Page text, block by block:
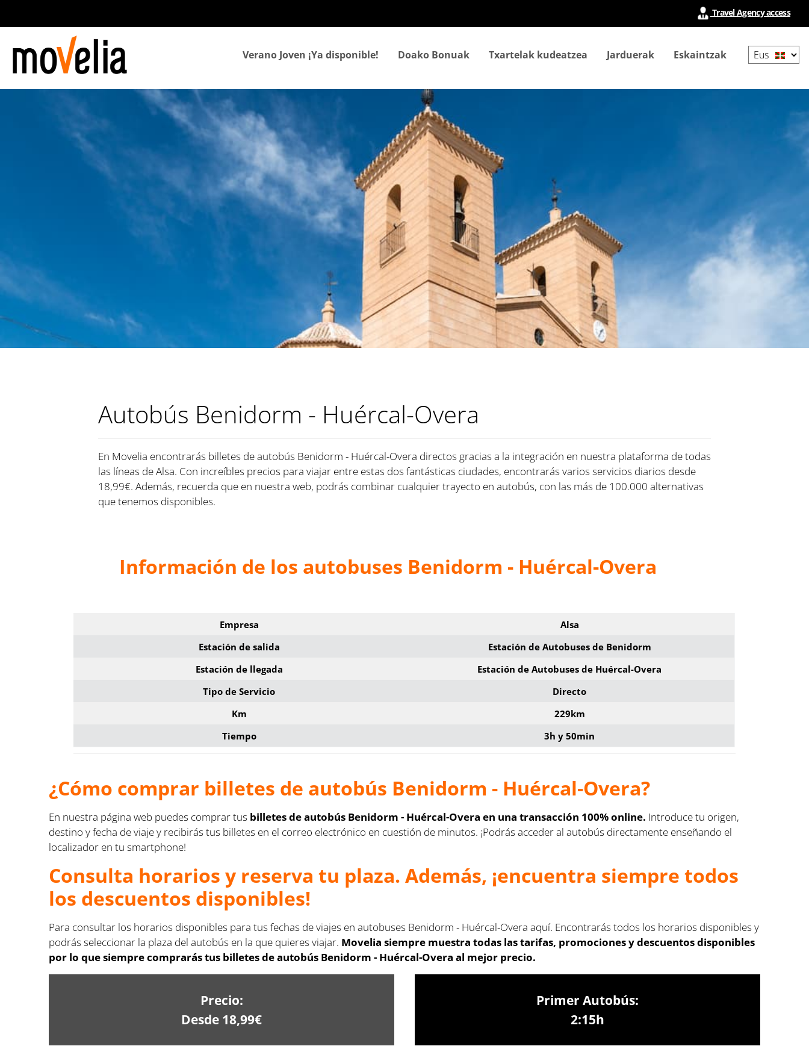
content
Travel Agency access
NavegaciónVerano Joven ¡Ya disponible! Doako Bonuak Txartelak kudeatzea Jarduerak Eskaintzak
your
Autobús Benidorm - Huércal-Overa
En Movelia encontrarás billetes de autobús Benidorm - Huércal-Overa directos gracias a la integración en nuestra plataforma de todas
las líneas de Alsa. Con increíbles precios para viajar entre estas dos fantásticas ciudades, encontrarás varios servicios diarios desde
18,99€. Además, recuerda que en nuestra web, podrás combinar cualquier trayecto en autobús, con las más de 100.000 alternativas
que tenemos disponibles.
Información de los autobuses Benidorm - Huércal-Overa
Empresa
Alsa
Estación de salida
Estación de Autobuses de Benidorm
Estación de llegada
Estación de Autobuses de Huércal-Overa
Tipo de Servicio
Directo
Km
229km
Tiempo
3h y 50min
¿Cómo comprar billetes de autobús Benidorm - Huércal-Overa?
En nuestra página web puedes comprar tus billetes de autobús Benidorm - Huércal-Overa en una transacción 100% online. Introduce tu origen,
destino y fecha de viaje y recibirás tus billetes en el correo electrónico en cuestión de minutos. ¡Podrás acceder al autobús directamente enseñando el
localizador en tu smartphone!
Consulta horarios y reserva tu plaza. Además, ¡encuentra siempre todos
los descuentos disponibles!
Para consultar los horarios disponibles para tus fechas de viajes en autobuses Benidorm - Huércal-Overa aquí. Encontrarás todos los horarios disponibles y
podrás seleccionar la plaza del autobús en la que quieres viajar. Movelia siempre muestra todas las tarifas, promociones y descuentos disponibles
por lo que siempre comprarás tus billetes de autobús Benidorm - Huércal-Overa al mejor precio.
Precio:
Desde 18,99€
Primer Autobús:
2:15h